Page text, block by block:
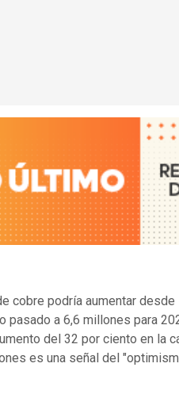
cobre podría aumentar
pasado a 6,6 millones para
del 32 por ciento en la
es una señal del